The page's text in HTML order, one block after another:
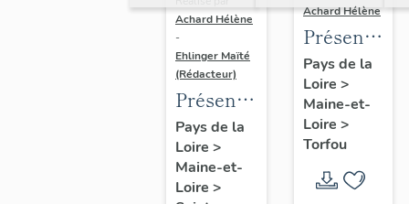
Achard Hélène
-
Ehlinger Maïté
(Rédacteur)
Présentation
du
patrimoine
industriel
Pays de la
Loire >
Maine-et-
Loire >
Achard Hélène
du
patrimoine
industriel
de la
commune
de
Pays de la
Loire >
Maine-et-
Loire >
Torfou